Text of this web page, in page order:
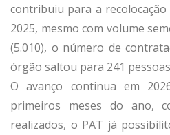
contribuiu para a
2025, mesmo com volume
(5.010), o número de
órgão saltou para 241
O avanço continua em
primeiros meses do ano,
realizados, o PAT já